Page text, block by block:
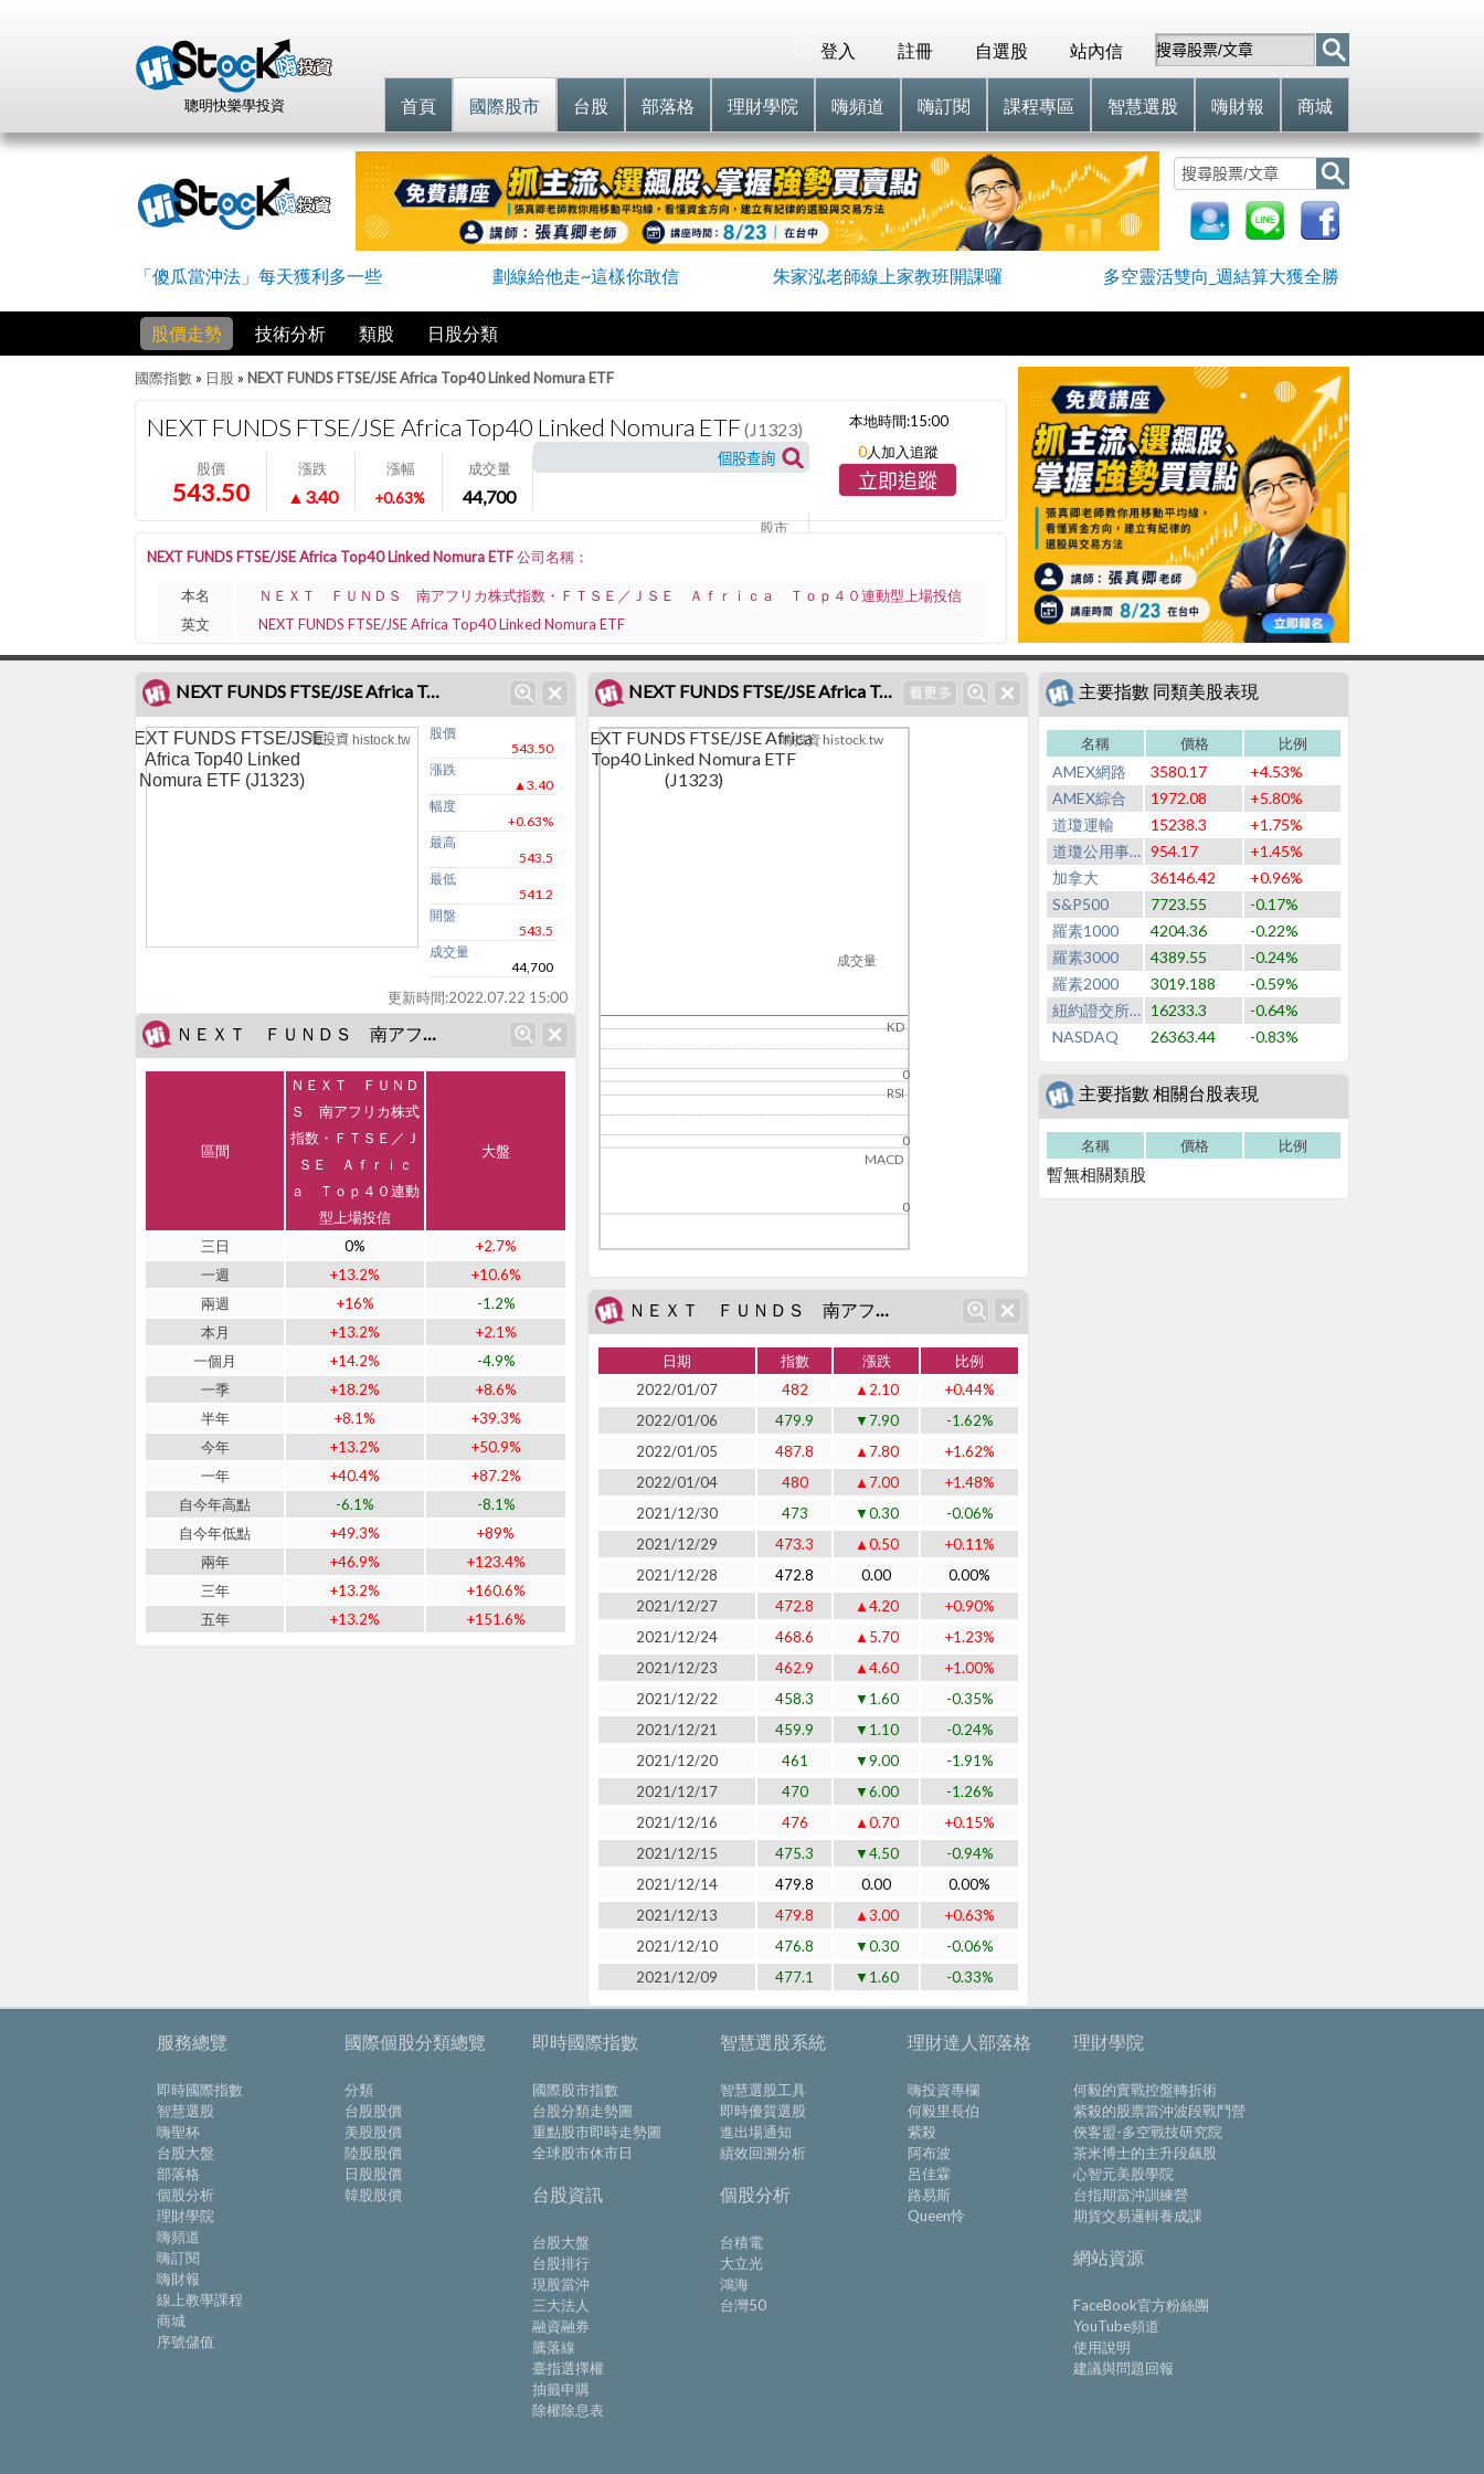
聰明快樂學投資
站內信
自選股
註冊
登入
首頁 國際股市 台股 部落格 理財學院 嗨頻道 嗨訂閱 課程專區 智慧選股 嗨財報 商城
「傻瓜當沖法」每天獲利多一些 劃線給他走~這樣你敢信 朱家泓老師線上家教班開課囉 多空靈活雙向_週結算大獲全勝
股價走勢 技術分析 類股 日股分類
國際指數 » 日股 » NEXT FUNDS FTSE/JSE Africa Top40 Linked Nomura ETF
NEXT FUNDS FTSE/JSE Africa Top40 Linked Nomura ETF(J1323)
股價
543.50
漲跌
▲3.40
漲幅
+0.63%
成交量
44,700
股市
本地時間:15:00
0人加入追蹤
立即追蹤
NEXT FUNDS FTSE/JSE Africa Top40 Linked Nomura ETF 公司名稱：
本名
ＮＥＸＴ ＦＵＮＤＳ 南アフリカ株式指数・ＦＴＳＥ／ＪＳＥ Ａｆｒｉｃａ Ｔｏｐ４０連動型上場投信
英文
NEXT FUNDS FTSE/JSE Africa Top40 Linked Nomura ETF
NEXT FUNDS FTSE/JSE Africa Top40 Linked Nomura ETF (J1323)走勢圖
NEXT FUNDS FTSE/JSE
Africa Top40 Linked
Nomura ETF (J1323)
嗨投資 histock.tw
股價
543.50
漲跌
▲3.40
幅度
+0.63%
最高
543.5
最低
541.2
開盤
543.5
成交量
44,700
更新時間:2022.07.22 15:00
NEXT FUNDS FTSE/JSE Africa Top40 Linked Nomura ETF (J1323)個股K線
成交量
KD
RSI
MACD
NEXT FUNDS FTSE/JSE Africa
Top40 Linked Nomura ETF
(J1323)
嗨投資 histock.tw
0
0
0
ＮＥＸＴ ＦＵＮＤＳ 南アフリカ株式指数・ＦＴＳＥ／ＪＳＥ Ａｆｒｉｃａ Ｔｏｐ４０連動型上場投信 (J1323)近期表現
區間
ＮＥＸＴ ＦＵＮＤ
Ｓ 南アフリカ株式
指数・ＦＴＳＥ／Ｊ
ＳＥ Ａｆｒｉｃ
ａ Ｔｏｐ４０連動
型上場投信
大盤
三日 0%
+2.7%
一週
+13.2%
+10.6%
兩週
+16%
-1.2%
本月
+13.2%
+2.1%
一個月
+14.2%
-4.9%
一季
+18.2%
+8.6%
半年
+8.1%
+39.3%
今年
+13.2%
+50.9%
一年
+40.4%
+87.2%
自今年高點
-6.1%
-8.1%
自今年低點
+49.3%
+89%
兩年
+46.9%
+123.4%
三年
+13.2%
+160.6%
五年
+13.2% +151.6%
ＮＥＸＴ ＦＵＮＤＳ 南アフリカ株式指数・ＦＴＳＥ／ＪＳＥ Ａｆｒｉｃａ Ｔｏｐ４０連動型上場投信 (J1323)近二十日表現
日期 指數 漲跌
比例
2022/01/07
482 ▲2.10
+0.44%
2022/01/06
479.9 ▼7.90
-1.62%
2022/01/05
487.8 ▲7.80
+1.62%
2022/01/04
480 ▲7.00
+1.48%
2021/12/30
473 ▼0.30
-0.06%
2021/12/29
473.3 ▲0.50
+0.11%
2021/12/28
472.8 0.00
0.00%
2021/12/27
472.8 ▲4.20
+0.90%
2021/12/24
468.6 ▲5.70
+1.23%
2021/12/23
462.9 ▲4.60
+1.00%
2021/12/22
458.3 ▼1.60
-0.35%
2021/12/21
459.9 ▼1.10
-0.24%
2021/12/20
461 ▼9.00
-1.91%
2021/12/17
470 ▼6.00
-1.26%
2021/12/16
476 ▲0.70
+0.15%
2021/12/15
475.3 ▼4.50
-0.94%
2021/12/14
479.8 0.00
0.00%
2021/12/13
479.8 ▲3.00
+0.63%
2021/12/10
476.8 ▼0.30
-0.06%
2021/12/09
477.1 ▼1.60 -0.33%
主要指數 同類美股表現
名稱 價格 比例
AMEX網路 3580.17
+4.53%
AMEX綜合
1972.08
+5.80%
道瓊運輸
15238.3
+1.75%
道瓊公用事業 954.17
+1.45%
加拿大
36146.42
+0.96%
S&P500
7723.55
-0.17%
羅素1000
4204.36
-0.22%
羅素3000
4389.55
-0.24%
羅素2000
3019.188
-0.59%
紐約證交所NYSE 16233.3
-0.64%
NASDAQ
26363.44 -0.83%
主要指數 相關台股表現
名稱 價格 比例
暫無相關類股
服務總覽
即時國際指數
智慧選股
嗨聖杯
台股大盤
部落格
個股分析
理財學院
嗨頻道
嗨訂閱
嗨財報
線上教學課程
商城
序號儲值
國際個股分類總覽
分類
台股股價
美股股價
陸股股價
日股股價
韓股股價
即時國際指數
國際股市指數
台股分類走勢圖
重點股市即時走勢圖
全球股市休市日
台股資訊
台股大盤
台股排行
現股當沖
三大法人
融資融券
騰落線
臺指選擇權
抽籤申購
除權除息表
智慧選股系統
智慧選股工具
即時優質選股
進出場通知
績效回溯分析
個股分析
台積電
大立光
鴻海
台灣50
理財達人部落格
嗨投資專欄
何毅里長伯
紫殺
阿布波
呂佳霖
路易斯
Queen怜
理財學院
何毅的實戰控盤轉折術
紫殺的股票當沖波段戰鬥營
俠客盟-多空戰技研究院
茶米博士的主升段飆股
心智元美股學院
台指期當沖訓練營
期貨交易邏輯養成課
網站資源
FaceBook官方粉絲團
YouTube頻道
使用說明
建議與問題回報